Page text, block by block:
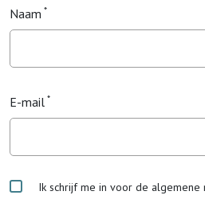
Naam
E-mail
Ik schrijf me in voor de